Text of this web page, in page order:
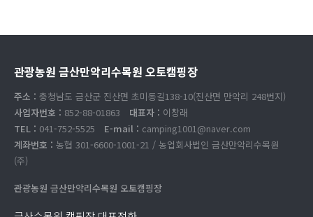
관광농원 금산만악리수목원 오토캠핑장
주소 : 충청남도 금산군 진산면 초미동길138-10(진산면 만악리 248번지)
사업자번호 : 852-88-01863 대표자 : 이창래
TEL : 041-752-5525 E-mail : camping1001@naver.com
계좌번호 : 농협 301-6600-1001-21 / 농업회사법인 금산만악리수목원
(주)
관광농원 금산만악리수목원 오토캠핑장